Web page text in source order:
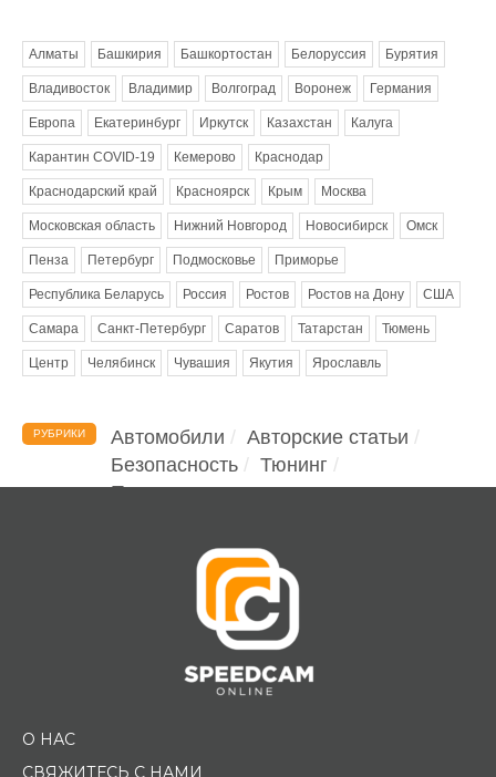
Алматы Башкирия Башкортостан Белоруссия Бурятия
Владивосток Владимир Волгоград Воронеж Германия
Европа Екатеринбург Иркутск Казахстан Калуга
Карантин COVID-19 Кемерово Краснодар
Краснодарский край Красноярск Крым Москва
Московская область Нижний Новгород Новосибирск Омск
Пенза Петербург Подмосковье Приморье
Республика Беларусь Россия Ростов Ростов на Дону США
Самара Санкт-Петербург Саратов Татарстан Тюмень
Центр Челябинск Чувашия Якутия Ярославль
РУБРИКИ Автомобили
Авторские статьи
Безопасность
Тюнинг
Помощь водителю
О НАС
СВЯЖИТЕСЬ С НАМИ